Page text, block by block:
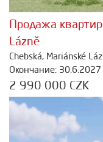
Продажа
Lázně
Chebská, Mariánské
Окончание: 30.6.2027
2 990 000 CZK